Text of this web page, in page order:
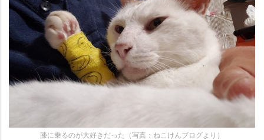
膝に乗るのが大好きだった（写真：ねこけんブログより）